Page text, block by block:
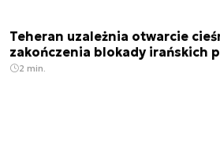
Teheran uzależnia otwarcie
zakończenia blokady irańskich
2 min.